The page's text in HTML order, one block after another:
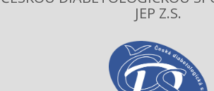
JEP Z.S.